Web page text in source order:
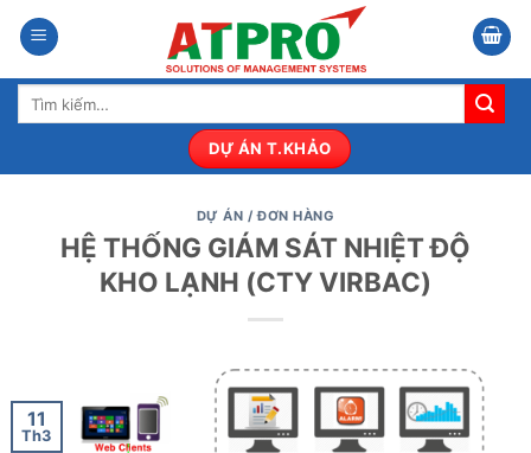
qua
nội
dung
Tìm
DỰ ÁN T.KHẢO
DỰ ÁN / ĐƠN HÀNG
HỆ THỐNG GIÁM SÁT NHIỆT ĐỘ
KHO LẠNH (CTY VIRBAC)
11
Th3